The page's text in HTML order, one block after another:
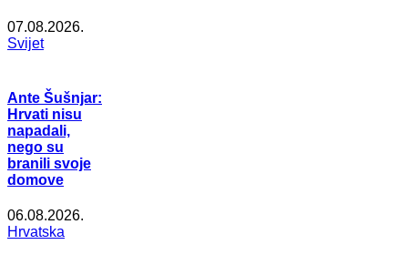
07.08.2026.
Svijet
Ante Šušnjar:
Hrvati nisu
napadali,
nego su
branili svoje
domove
06.08.2026.
Hrvatska